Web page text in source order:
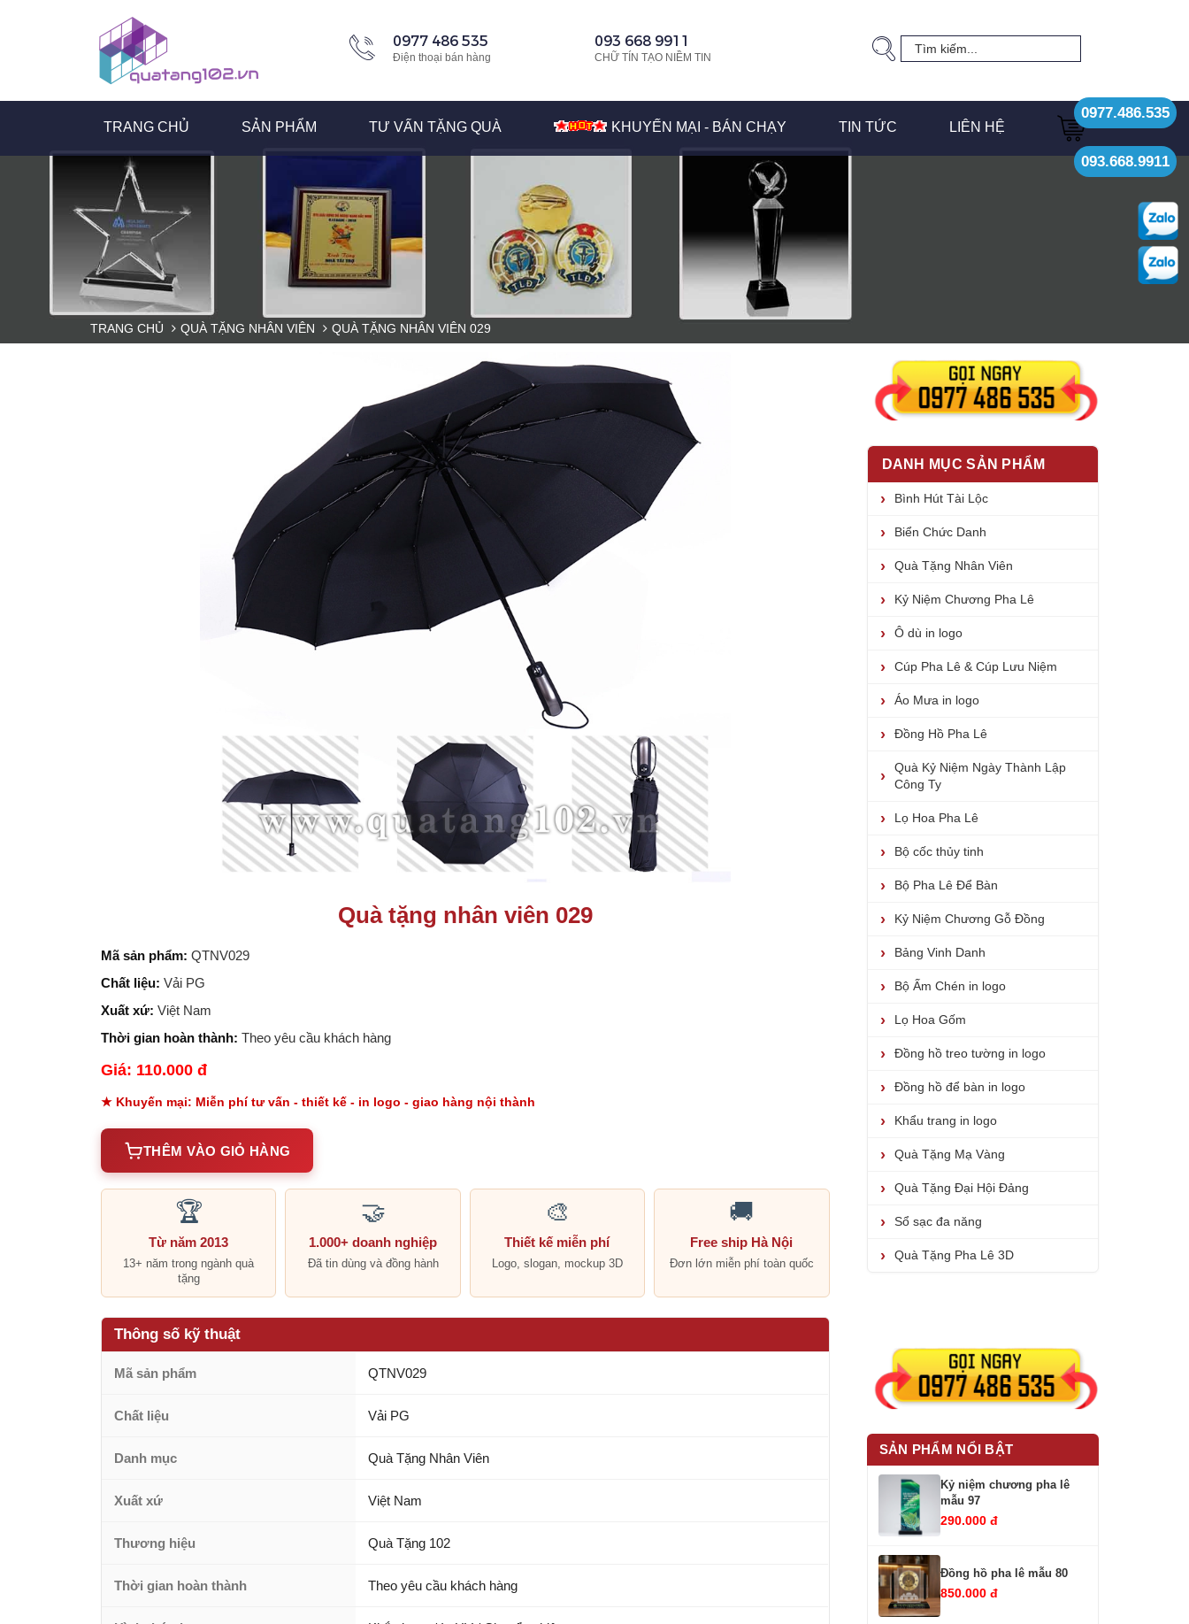
0977 486 535
Điện thoại bán hàng
093 668 9911
CHỮ TÍN TẠO NIỀM TIN
TRANG CHỦ SẢN PHẨM TƯ VẤN TẶNG QUÀ KHUYẾN MẠI - BÁN CHẠY TIN TỨC LIÊN HỆ
0977.486.535
093.668.9911
TRANG CHỦ QUÀ TẶNG NHÂN VIÊN QUÀ TẶNG NHÂN VIÊN 029
Quà tặng nhân viên 029
Mã sản phẩm: QTNV029
Chất liệu: Vải PG
Xuất xứ: Việt Nam
Thời gian hoàn thành: Theo yêu cầu khách hàng
Giá: 110.000 đ
★ Khuyến mại: Miễn phí tư vấn - thiết kế - in logo - giao hàng nội thành
THÊM VÀO GIỎ HÀNG
🏆
Từ năm 2013
13+ năm trong ngành quà
tặng
🤝
1.000+ doanh nghiệp
Đã tin dùng và đồng hành
🎨
Thiết kế miễn phí
Logo, slogan, mockup 3D
🚚
Free ship Hà Nội
Đơn lớn miễn phí toàn quốc
Thông số kỹ thuật
Mã sản phẩm QTNV029
Chất liệu Vải PG
Danh mục Quà Tặng Nhân Viên
Xuất xứ Việt Nam
Thương hiệu Quà Tặng 102
Thời gian hoàn thành Theo yêu cầu khách hàng
DANH MỤC SẢN PHẨM
Bình Hút Tài Lộc
Biển Chức Danh
Quà Tặng Nhân Viên
Kỷ Niệm Chương Pha Lê
Ô dù in logo
Cúp Pha Lê & Cúp Lưu Niệm
Áo Mưa in logo
Đồng Hồ Pha Lê
Quà Kỷ Niệm Ngày Thành Lập
Công Ty
Lọ Hoa Pha Lê
Bộ cốc thủy tinh
Bộ Pha Lê Để Bàn
Kỷ Niệm Chương Gỗ Đồng
Bảng Vinh Danh
Bộ Ấm Chén in logo
Lọ Hoa Gốm
Đồng hồ treo tường in logo
Đồng hồ để bàn in logo
Khẩu trang in logo
Quà Tặng Mạ Vàng
Quà Tặng Đại Hội Đảng
Sổ sạc đa năng
Quà Tặng Pha Lê 3D
SẢN PHẨM NỔI BẬT
Kỷ niệm chương pha lê
mẫu 97
290.000 đ
Đồng hồ pha lê mẫu 80
850.000 đ